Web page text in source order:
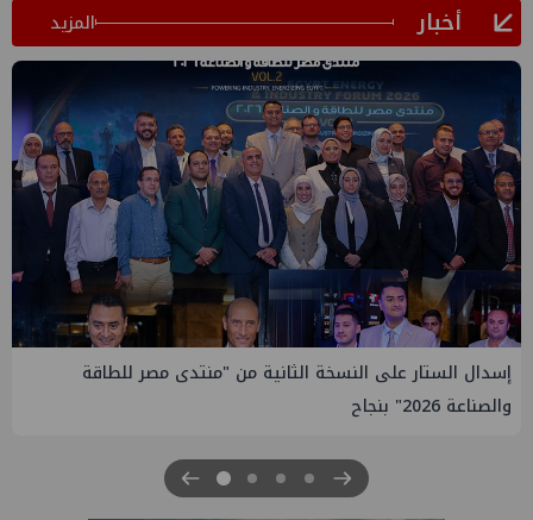
أخبار المزيد
من "منتدى مصر للطاقة إيني تعين مديراً جديد لها في